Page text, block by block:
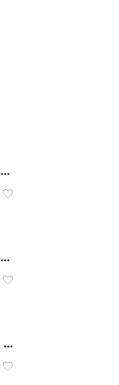
Sig Sauer P226 9×19 Mavi Meneviş
Canik TP9 SFx Elite S Modeli Sıfır
Smith & Wesson 38 Cal Koleksiyondan